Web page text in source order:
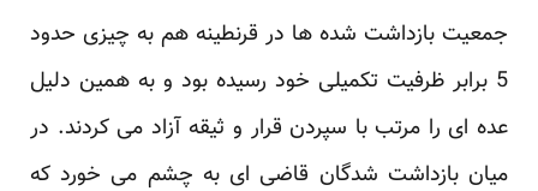
جمعیت بازداشت شده ها در قرنطینه هم به چیزی حدود
5 برابر ظرفیت تکمیلی خود رسیده بود و به همین دلیل
عده ای را مرتب با سپردن قرار و ثیقه آزاد می کردند. در
میان بازداشت شدگان قاضی ای به چشم می خورد که